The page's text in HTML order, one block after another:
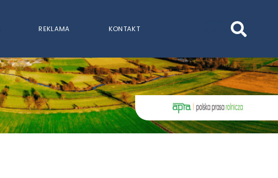
REKLAMA KONTAKT
WPISZ CO NAJMNIEJ 3 ZNAKI